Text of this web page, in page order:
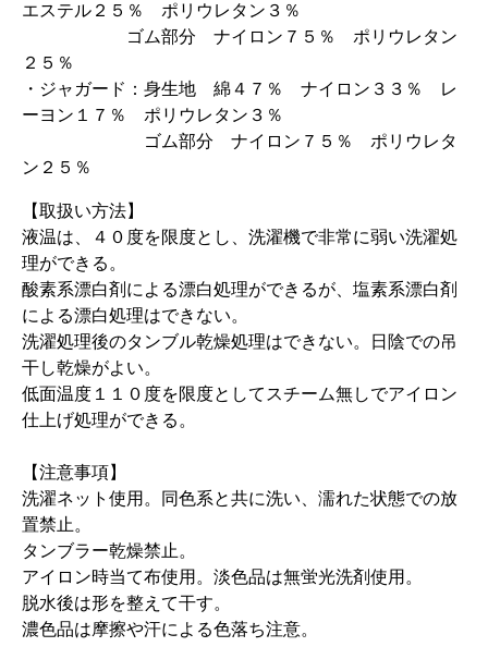
エステル２５％ ポリウレタン３％
ゴム部分 ナイロン７５％ ポリウレタン
２５％
・ジャガード：身生地 綿４７％ ナイロン３３％ レ
ーヨン１７％ ポリウレタン３％
ゴム部分 ナイロン７５％ ポリウレタ
ン２５％
【取扱い方法】
液温は、４０度を限度とし、洗濯機で非常に弱い洗濯処
理ができる。
酸素系漂白剤による漂白処理ができるが、塩素系漂白剤
による漂白処理はできない。
洗濯処理後のタンブル乾燥処理はできない。日陰での吊
干し乾燥がよい。
低面温度１１０度を限度としてスチーム無しでアイロン
仕上げ処理ができる。
【注意事項】
洗濯ネット使用。同色系と共に洗い、濡れた状態での放
置禁止。
タンブラー乾燥禁止。
アイロン時当て布使用。淡色品は無蛍光洗剤使用。
脱水後は形を整えて干す。
濃色品は摩擦や汗による色落ち注意。